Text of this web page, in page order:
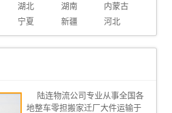
湖北 湖南
内蒙古
宁夏 新疆 河北
陆连物流公司专业从事全国各
地整车零担搬家迁厂大件运输于